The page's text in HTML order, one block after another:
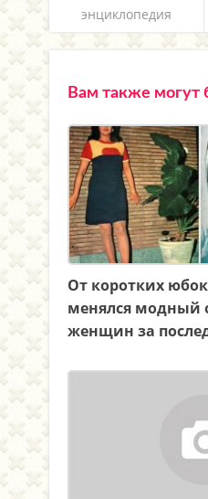
энциклопедия
Вам также могут
От коротких
менялся модный
женщин за